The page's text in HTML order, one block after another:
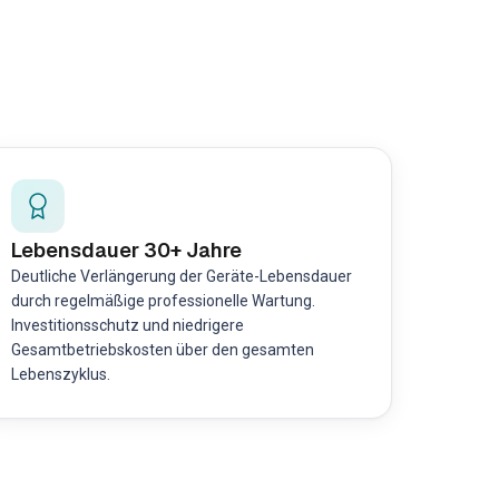
Lebensdauer 30+ Jahre
Deutliche Verlängerung der Geräte-Lebensdauer
durch regelmäßige professionelle Wartung.
Investitionsschutz und niedrigere
Gesamtbetriebskosten über den gesamten
Lebenszyklus.